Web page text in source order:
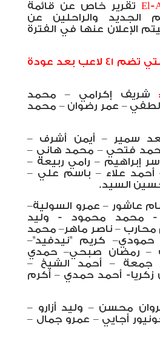
El- تقرير خاص عن قائمة
الجديد والراحلين عن
الإعلان عنها في الفترة
قائمة الأهلي والتي تضم 41 لاعب بعد عودة
شريف إكرامي – محمد
لطفي – عمر رضوان – محمد
سمير – أيمن أشرف –
فتحي – محمد هاني –
إبراهيم – رامي ربيعة –
علاء – باسم علي –
السيد.
عاشور – عمرو السولية–
محمد محمود - وليد
محارب – ناصر ماهر– محمد
كريم "نيدفيد"–
– رمضان صبحي– حمدي
جمعة – أحمد الشيخ –
زكريا- أحمد حمدي – أكرم
محسن – وليد أزارو –
أجايي – عمرو جمال –